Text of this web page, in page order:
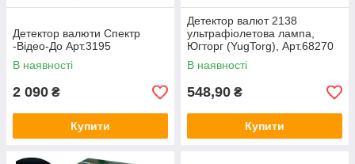
Детектор валюти Спектр
-Відео-До Арт.3195
В наявності
2 090 ₴
Купити
Детектор валют 2138
ультрафіолетова лампа,
Югторг (YugTorg), Арт.68270
В наявності
548,90 ₴
Купити